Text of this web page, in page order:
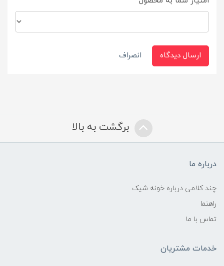
ارسال دیدگاه انصراف
برگشت به بالا
درباره ما
چند کلامی درباره خونه شیک
راهنما
تماس با ما
خدمات مشتریان